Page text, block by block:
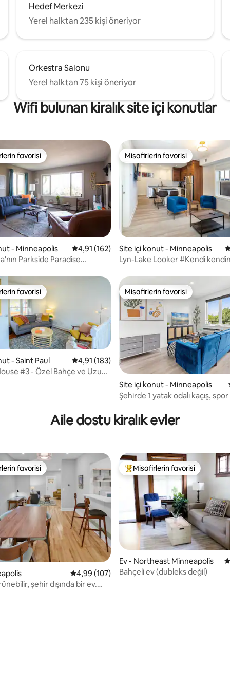
Hedef Merkezi
Yerel halktan 235 kişi öneriyor
Orkestra Salonu
Yerel halktan 75 kişi öneriyor
Wifi bulunan kiralık site içi konutlar
puan, 347 değerlendirme
favorilerinden en beğenilenler arasında
favorisi
- Minneapolis 5 üzerinden ortalama 4,91 puan, 162
4,91 (162)
Parkside Paradise
Misafirlerin favorisi
Misafirlerin favorisi
Site içi konut - Minneapolis
Lyn-Lake Looker #Kendi
puan, 195 değerlendirme
favorilerinden en beğenilenler arasında
favorisi
- Saint Paul 5 üzerinden ortalama 4,91 puan, 183
4,91 (183)
#3 - Özel Bahçe ve Uzun
Misafirlerin favorisi
Misafirlerin favorisi
Site içi konut - Minneapolis
Şehirde 1 yatak odalı kaçış,
Aile dostu kiralık evler
puan, 154 değerlendirme
favorilerinden en beğenilenler arasında
favorisi
5 üzerinden ortalama 4,99 puan, 107
4,99 (107)
şehir dışında bir ev.
Misafirlerin favorilerinden en
Misafirlerin favorisi
Ev - Northeast Minneapolis
Bahçeli ev (dubleks değil)